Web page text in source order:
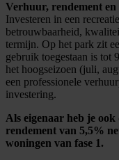
Verhuur, rendement en
Investeren in een
betrouwbaarheid,
termijn. Op het park zit
gebruik toegestaan is tot
het hoogseizoen (juli,
een professionele
investering.
Als eigenaar heb je
rendement van 5,5%
woningen van fase 1.